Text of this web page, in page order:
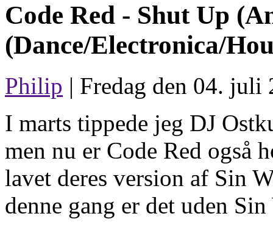
Code Red - Shut Up
(Dance/Electronica/
Philip | Fredag den 04.
I marts tippede jeg DJ
men nu er Code Red også
lavet deres version af Sin
denne gang er det uden